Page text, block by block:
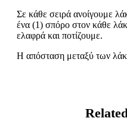
Σε κάθε σειρά ανοίγουμε
ένα (1) σπόρο στον κάθε
ελαφρά και ποτίζουμε.
Η απόσταση μεταξύ των